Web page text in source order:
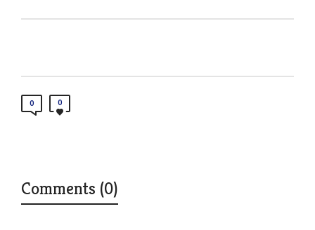
0 0
Comments (0)